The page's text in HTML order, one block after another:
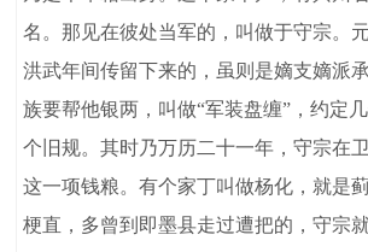
名。那见在彼处当军的，叫做于守宗。
洪武年间传留下来的，虽则是嫡支嫡派
族要帮他银两，叫做“军装盘缠”，约定
个旧规。其时乃万历二十一年，守宗在
这一项钱粮。有个家丁叫做杨化，就是
梗直，多曾到即墨县走过遭把的，守宗